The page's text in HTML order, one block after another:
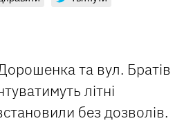
та вул. Братів
літні
без дозволів.